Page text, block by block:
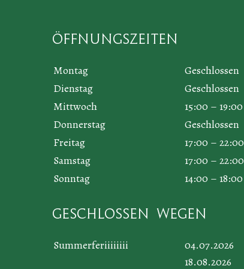
Öffnungszeiten
Montag
Geschlossen
Dienstag
Geschlossen
Mittwoch
15:00 – 19:00
Donnerstag
Geschlossen
Freitag
17:00 – 22:00
Samstag
17:00 – 22:00
Sonntag
14:00 – 18:00
Geschlossen wegen
Summerferiiiiiiii
04.07.2026
18.08.2026